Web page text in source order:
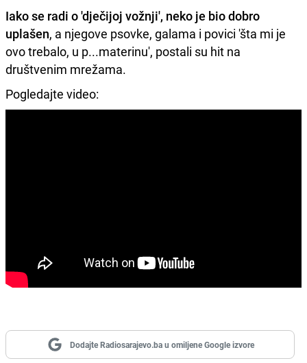
Iako se radi o 'dječijoj vožnji', neko je bio dobro
uplašen, a njegove psovke, galama i povici 'šta mi je
ovo trebalo, u p...materinu', postali su hit na
društvenim mrežama.
Pogledajte video:
Dodajte Radiosarajevo.ba u omiljene Google izvore